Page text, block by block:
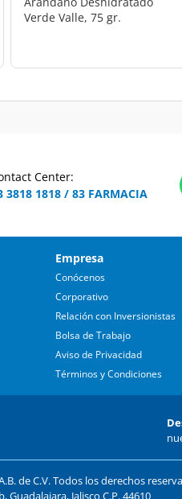
Verde Valle, 75 gr.
Center:
3818 1818 / 83 FARMACIA
Empresa
Conócenos
Corporativo
Relación con Inversionistas
Bolsa de Trabajo
Aviso de Privacidad
Términos y Condiciones
de C.V. Todos los derechos
Guadalajara, Jalisco C.P. 44610